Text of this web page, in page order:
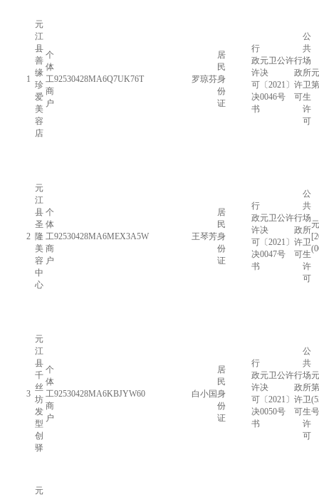
1
元
江
县
善
缘
珍
爱
美
容
店
个
体
工
商
户
92530428MA6Q7UK76T 罗琼芬
居
民
身
份
证
行
政
许
可
决
书
元卫公许
决
〔2021〕
0046号
行
政
许
可
公
共
场
所
卫
生
许
可
2
元
江
县
圣
隆
美
容
中
心
个
体
工
商
户
92530428MA6MEX3A5W 王琴芳
居
民
身
份
证
行
政
许
可
决
书
元卫公许
决
〔2021〕
0047号
行
政
许
可
公
共
场
所
卫
生
许
可
3
元
江
县
千
丝
坊
发
型
创
驿
个
体
工
商
户
92530428MA6KBJYW60 白小国
居
民
身
份
证
行
政
许
可
决
书
元卫公许
决
〔2021〕
0050号
行
政
许
可
公
共
场
所
卫
生
许
可
第
号
元